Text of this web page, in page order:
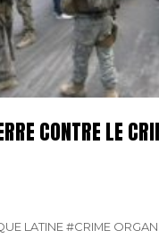
CONTRE LE
LATINE#CRIME